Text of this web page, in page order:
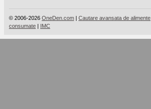
© 2006-2026 OneDen.com | Cautare avansata de alimente
consumate | IMC